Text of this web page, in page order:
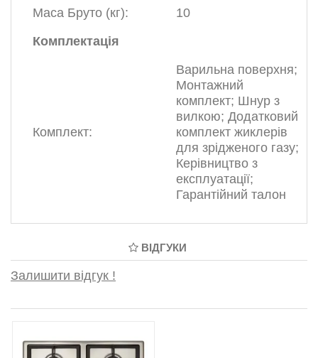
Маса Бруто (кг):
10
Комплектація
Комплект:
Варильна поверхня;
Монтажний
комплект; Шнур з
вилкою; Додатковий
комплект жиклерів
для зрідженого газу;
Керівництво з
експлуатації;
Гарантійний талон
ВІДГУКИ
Залишити відгук !